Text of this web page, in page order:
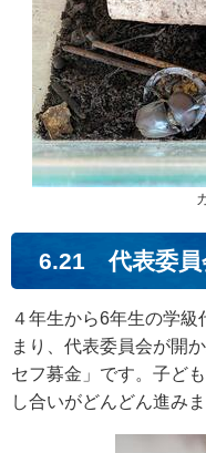
6.21 代表委員
４年生から6年生の学
まり、代表委員会が開
セフ募金」です。子ど
し合いがどんどん進みま